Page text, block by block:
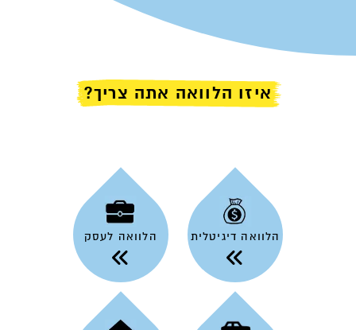
תוכלו ליהנות ממאגר רחב של מאמרים ומידע בתחום.
אנו מזמינים אתכם להיעזר במידע הרב המוגש בפניכם, במחשבון
ההלוואות המתקדם שלנו, ולמלא פרטיכם ללא כל עלות ודיחוי.
איזו הלוואה אתה צריך?
הלוואה דיגיטלית הלוואה לעסק